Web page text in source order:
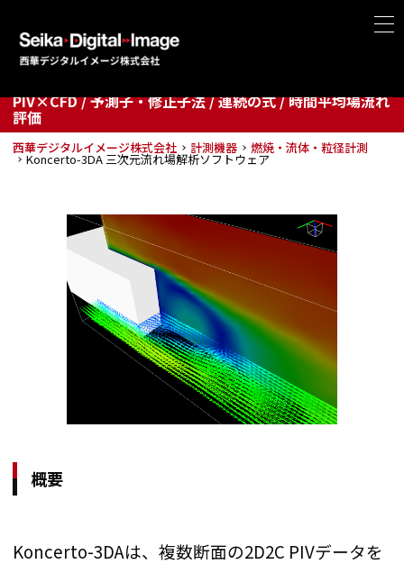
西華デジタルイメージ株式会社 計測機器 燃焼・流体・粒径計測
Koncerto-3DA 三次元流れ場解析ソフトウェア
Koncerto-3DA
PIV×CFD / 予測子・修正子法 / 連続の式 / 時間平均場流れ
評価
概要
Koncerto-3DAは、複数断面の2D2C PIVデータを